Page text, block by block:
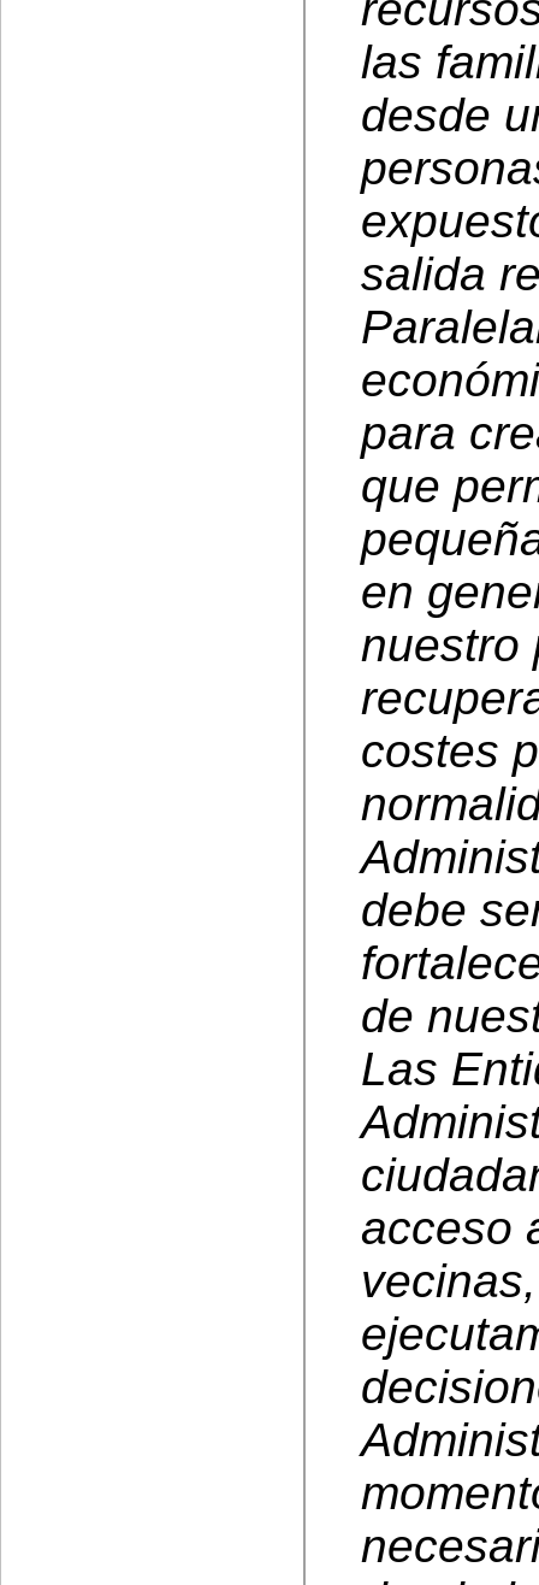
las
desde
salida
para
que
en
nuestro
costes
debe
de
Las
acceso